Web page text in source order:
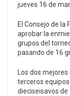
jueves 16 de
El Consejo de la
aprobar la
grupos del
pasando de 16
Los dos
terceros
dieciseisavos